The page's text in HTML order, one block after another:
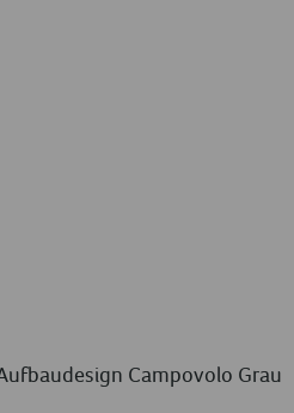
Campovolo Grau